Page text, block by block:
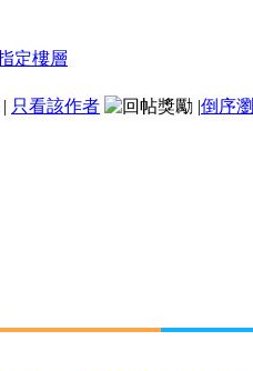
| 只看該作者 |倒序